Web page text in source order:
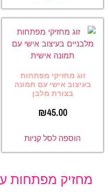
זוג מחזיקי מפתחות
בעיצוב אישי עם תמונה
בצורת מלבן
₪45.00
הוספה לסל קניות
מחזיק מפתחות